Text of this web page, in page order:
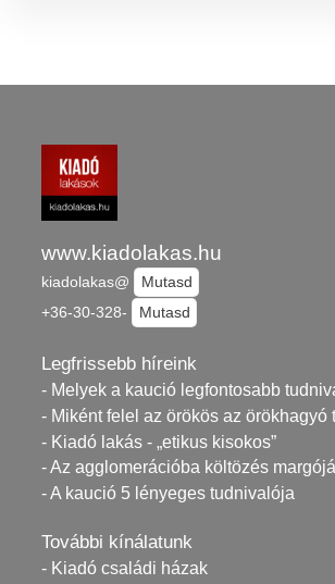
www.kiadolakas.hu
kiadolakas@
Mutasd
+36-30-328-
Mutasd
Legfrissebb híreink
- Melyek a kaució legfontosabb
- Miként felel az örökös az örökhagyó
- Kiadó lakás - „etikus kisokos”
- Az agglomerációba költözés
- A kaució 5 lényeges tudnivalója
További kínálatunk
- Kiadó családi házak